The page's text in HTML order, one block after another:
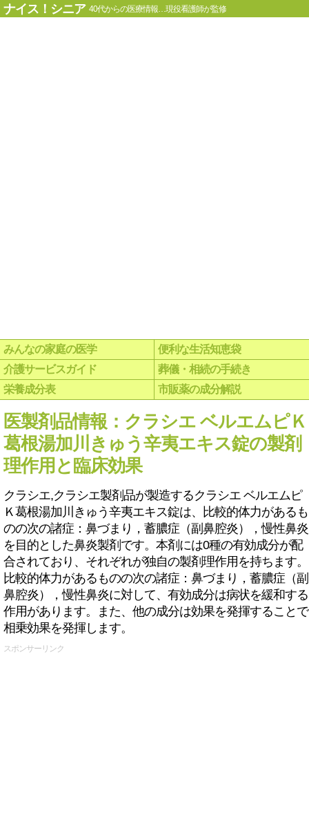
ナイス！シニア 40代からの医療情報…現役看護師が監修
みんなの家庭の医学
便利な生活知恵袋
介護サービスガイド
葬儀・相続の手続き
栄養成分表
市販薬の成分解説
医製剤品情報：クラシエ ベルエムピＫ
葛根湯加川きゅう辛夷エキス錠の製剤
理作用と臨床効果
クラシエ,クラシエ製剤品が製造するクラシエ ベルエムピ
Ｋ葛根湯加川きゅう辛夷エキス錠は、比較的体力があるも
のの次の諸症：鼻づまり，蓄膿症（副鼻腔炎），慢性鼻炎
を目的とした鼻炎製剤です。本剤には0種の有効成分が配
合されており、それぞれが独自の製剤理作用を持ちます。
比較的体力があるものの次の諸症：鼻づまり，蓄膿症（副
鼻腔炎），慢性鼻炎に対して、有効成分は病状を緩和する
作用があります。また、他の成分は効果を発揮することで
相乗効果を発揮します。
スポンサーリンク